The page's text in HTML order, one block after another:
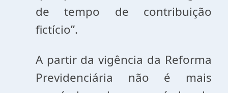
de tempo de contribuição
fictício”.
A partir da vigência da Reforma
Previdenciária não é mais